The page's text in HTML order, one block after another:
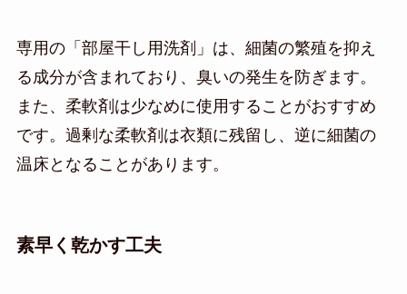
専用の「部屋干し用洗剤」は、細菌の繁殖を抑え
る成分が含まれており、臭いの発生を防ぎます。
また、柔軟剤は少なめに使用することがおすすめ
です。過剰な柔軟剤は衣類に残留し、逆に細菌の
温床となることがあります。
素早く乾かす工夫